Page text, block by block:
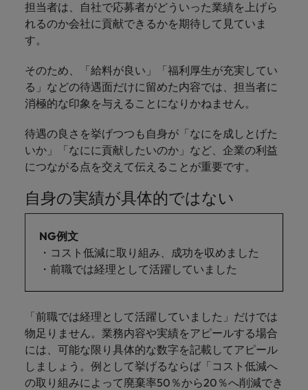
担当者は、自社で応募者がどういった業績を上げら
れるのか会社に貢献できるかを期待して見ていま
す。
そのため、「給料が良い」「福利厚生が充実してい
る」などの待遇面だけに留めた内容では、担当者に
消極的な印象を与えることになりかねません。
待遇の良さを挙げつつも自身が「なにを成しとげた
いか」「なにに貢献したいのか」など、企業の利益
につながる点を交えて伝えることが重要です。
自身の実績が具体的ではない
NG例文
・コスト低減に取り組み、成功を収めました
・前職では経理として活躍していました
「前職では経理として活躍していました」だけでは
物足りません。業務内容や実績をアピールする場合
には、可能な限り具体的な数字を記載してアピール
しましょう。例として挙げるならば「コスト低減へ
の取り組みによって廃棄率50％から20％へ削減でき